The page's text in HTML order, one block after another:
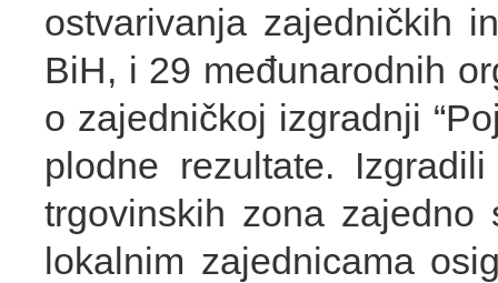
ostvarivanja zajedničkih
BiH, i 29 međunarodnih
o zajedničkoj izgradnji
plodne rezultate.
trgovinskih zona
lokalnim zajednicama